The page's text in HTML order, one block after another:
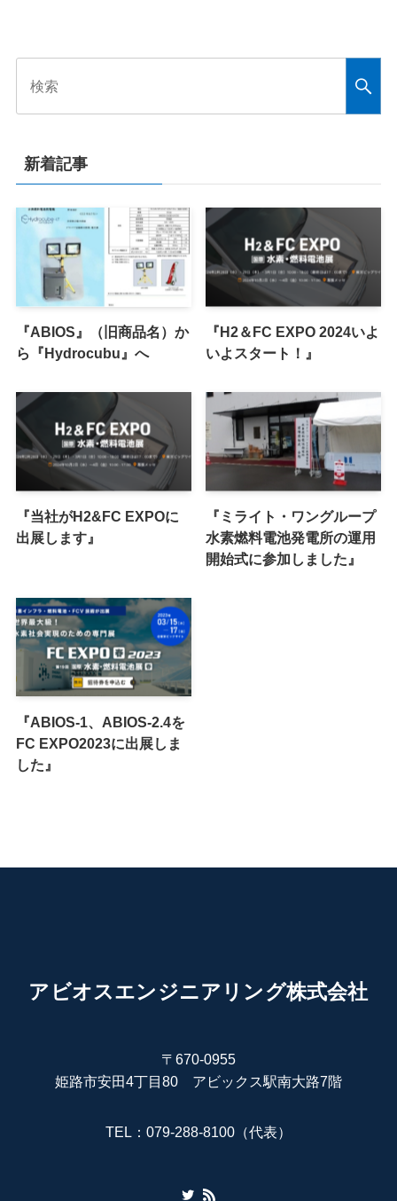
新着記事
『ABIOS』（旧商品名）か
ら『Hydrocubu』へ
『H2＆FC EXPO 2024いよ
いよスタート！』
『当社がH2&FC EXPOに
出展します』
『ミライト・ワングループ
水素燃料電池発電所の運用
開始式に参加しました』
『ABIOS-1、ABIOS-2.4を
FC EXPO2023に出展しま
した』
アビオスエンジニアリング株式会社
〒670-0955
姫路市安田4丁目80 アビックス駅南大路7階
TEL：079-288-8100（代表）